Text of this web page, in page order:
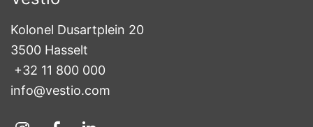
Kolonel Dusartplein 20
3500 Hasselt
+32 11 800 000
info@vestio.com